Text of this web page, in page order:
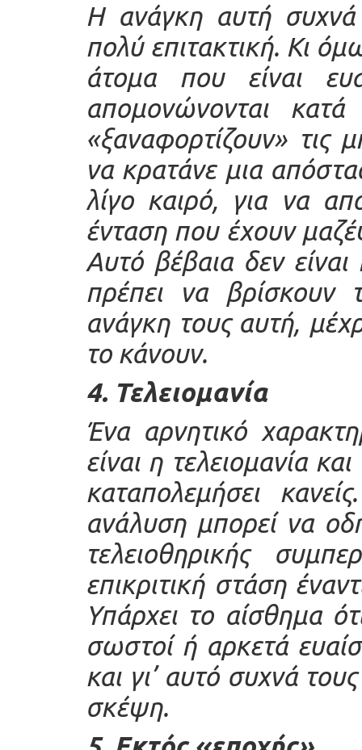
Η ανάγκη αυτή συχνά
πολύ επιτακτική. Κι
άτομα που είναι
απομονώνονται
«ξαναφορτίζουν» τις
να κρατάνε μια
λίγο καιρό, για να
ένταση που έχουν
Αυτό βέβαια δεν
πρέπει να βρίσκουν
ανάγκη τους αυτή,
το κάνουν.
4. Τελειομανία
Ένα αρνητικό
είναι η τελειομανία
καταπολεμήσει
ανάλυση μπορεί να
τελειοθηρικής
επικριτική στάση
Υπάρχει το αίσθημα
σωστοί ή αρκετά
και γι’ αυτό συχνά
σκέψη.